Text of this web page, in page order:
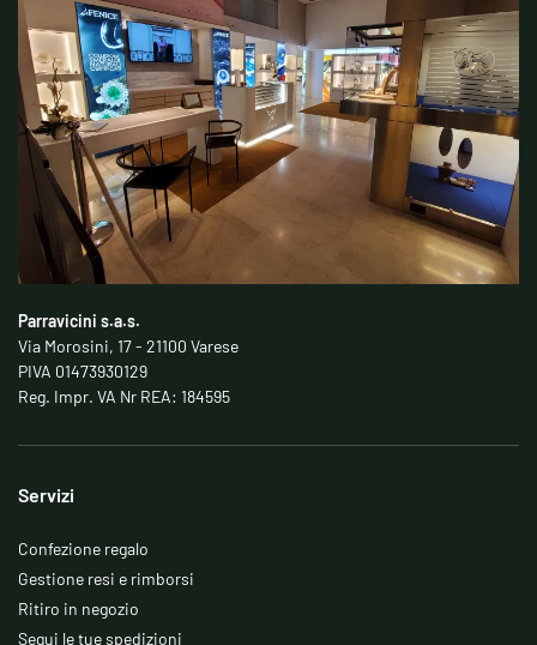
Parravicini s.a.s.
Via Morosini, 17 - 21100 Varese
PIVA 01473930129
Reg. Impr. VA Nr REA: 184595
Servizi
Confezione regalo
Gestione resi e rimborsi
Ritiro in negozio
Segui le tue spedizioni